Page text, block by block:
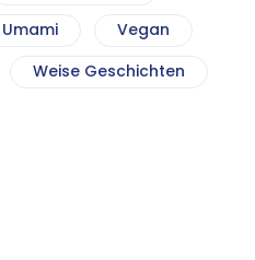
Umami
Vegan
Weise Geschichten